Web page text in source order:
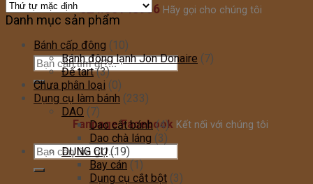
024.35148966 Hãy gọi cho chúng tôi
Fanpage Facebook Kết nối với chúng tôi
Danh mục sản phẩm
Bánh cấp đông (10)
Bánh đông lạnh Jon Donaire (7)
Đế tart (3)
Chưa phân loại (0)
Dụng cụ làm bánh (233)
DAO (7)
Dao cắt bánh (4)
Dao chà láng (3)
DỤNG CỤ (19)
Bay cán (1)
Dụng cụ cắt bột (3)